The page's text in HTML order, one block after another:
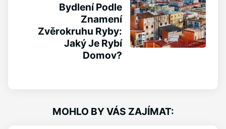
Bydlení Podle
Znamení
Zvěrokruhu Ryby:
Jaký Je Rybí
Domov?
MOHLO BY VÁS ZAJÍMAT: